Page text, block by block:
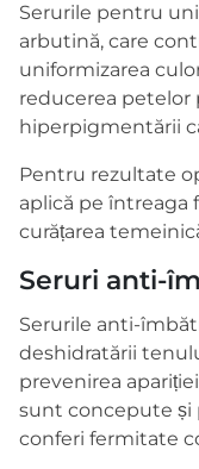
Serurile pentru
arbutină, care
uniformizarea
reducerea petelor
hiperpigmentării
Pentru rezultate
aplică pe întreaga
curățarea
Seruri anti-
Serurile anti-
deshidratării
prevenirea
sunt concepute și
conferi fermitate